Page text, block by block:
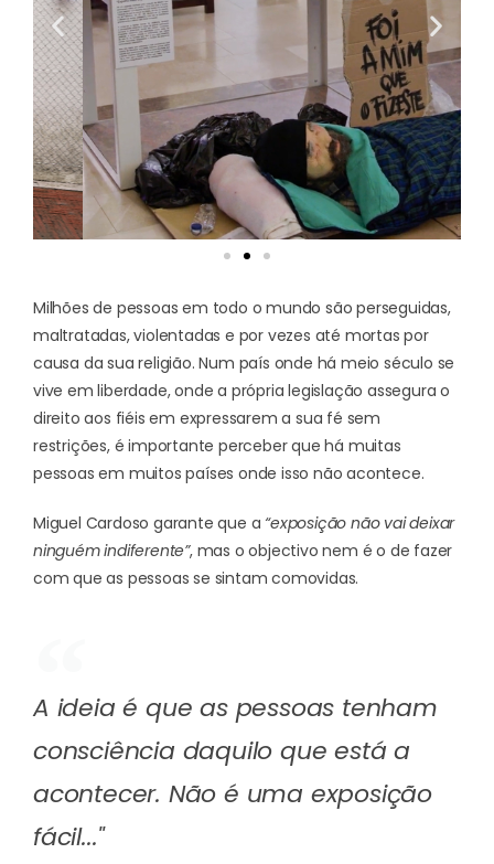
Milhões de pessoas em todo o mundo são perseguidas,
maltratadas, violentadas e por vezes até mortas por
causa da sua religião. Num país onde há meio século se
vive em liberdade, onde a própria legislação assegura o
direito aos fiéis em expressarem a sua fé sem
restrições, é importante perceber que há muitas
pessoas em muitos países onde isso não acontece.
Miguel Cardoso garante que a “exposição não vai deixar
ninguém indiferente”, mas o objectivo nem é o de fazer
com que as pessoas se sintam comovidas.
A ideia é que as pessoas tenham
consciência daquilo que está a
acontecer. Não é uma exposição
fácil..."